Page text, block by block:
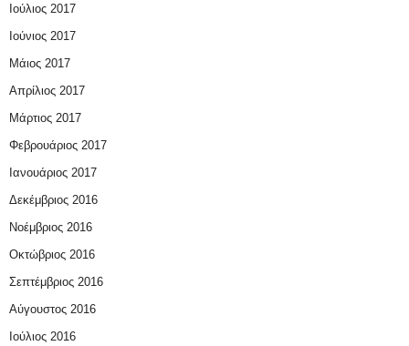
Ιούλιος 2017
Ιούνιος 2017
Μάιος 2017
Απρίλιος 2017
Μάρτιος 2017
Φεβρουάριος 2017
Ιανουάριος 2017
Δεκέμβριος 2016
Νοέμβριος 2016
Οκτώβριος 2016
Σεπτέμβριος 2016
Αύγουστος 2016
Ιούλιος 2016